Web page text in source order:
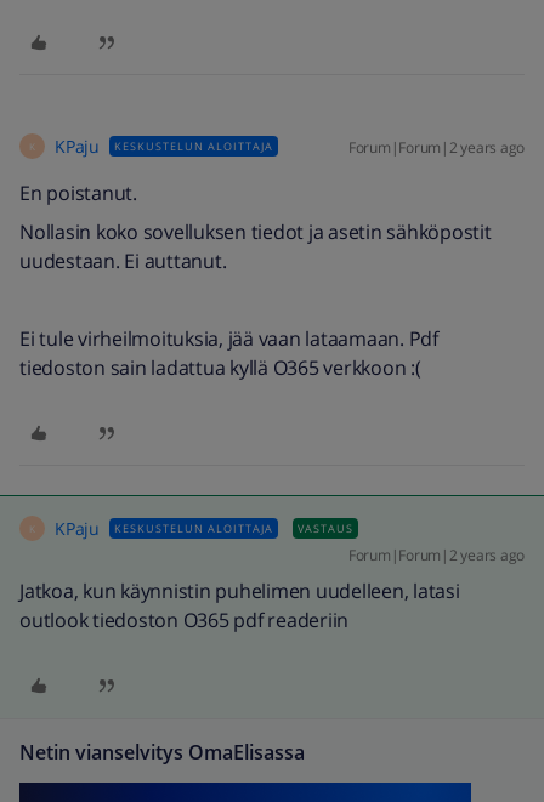
K KPaju KESKUSTELUN ALOITTAJA Forum|Forum|2 years ago
En poistanut.
Nollasin koko sovelluksen tiedot ja asetin sähköpostit
uudestaan. Ei auttanut.
Ei tule virheilmoituksia, jää vaan lataamaan. Pdf
tiedoston sain ladattua kyllä O365 verkkoon :(
K KPaju KESKUSTELUN ALOITTAJA VASTAUS
Forum|Forum|2 years ago
Jatkoa, kun käynnistin puhelimen uudelleen, latasi
outlook tiedoston O365 pdf readeriin
Netin vianselvitys OmaElisassa